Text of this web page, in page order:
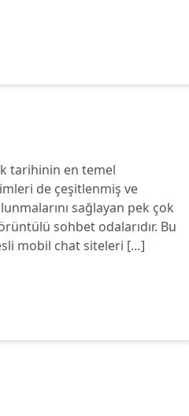
tarihinin en temel
de çeşitlenmiş ve
sağlayan pek çok
sohbet odalarıdır. Bu
mobil chat siteleri […]